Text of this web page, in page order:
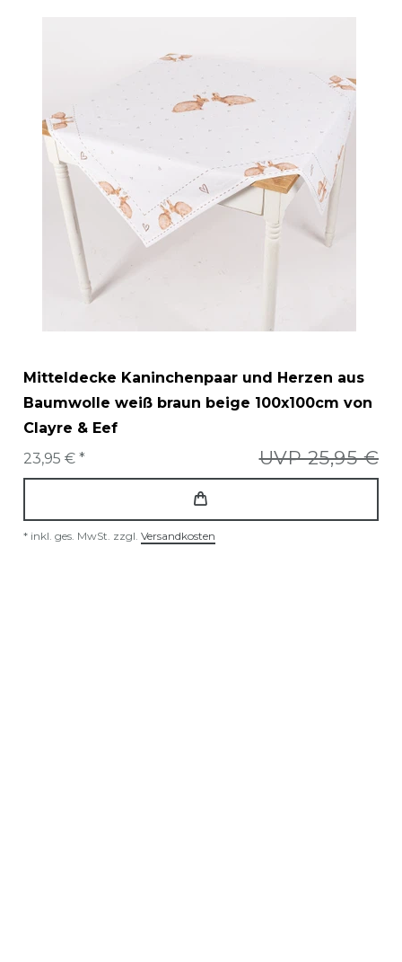
Mitteldecke Kaninchenpaar und Herzen aus
Baumwolle weiß braun beige 100x100cm von
Clayre & Eef
UVP 25,95 €
23,95 € *
* inkl. ges. MwSt. zzgl. Versandkosten